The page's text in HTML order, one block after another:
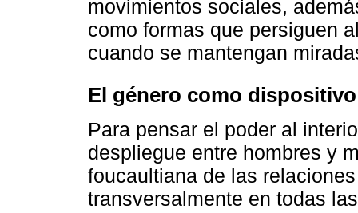
movimientos sociales,
como formas que persiguen
cuando se mantengan
El género como
Para pensar el poder al
despliegue entre hombres y
foucaultiana de las
transversalmente en todas